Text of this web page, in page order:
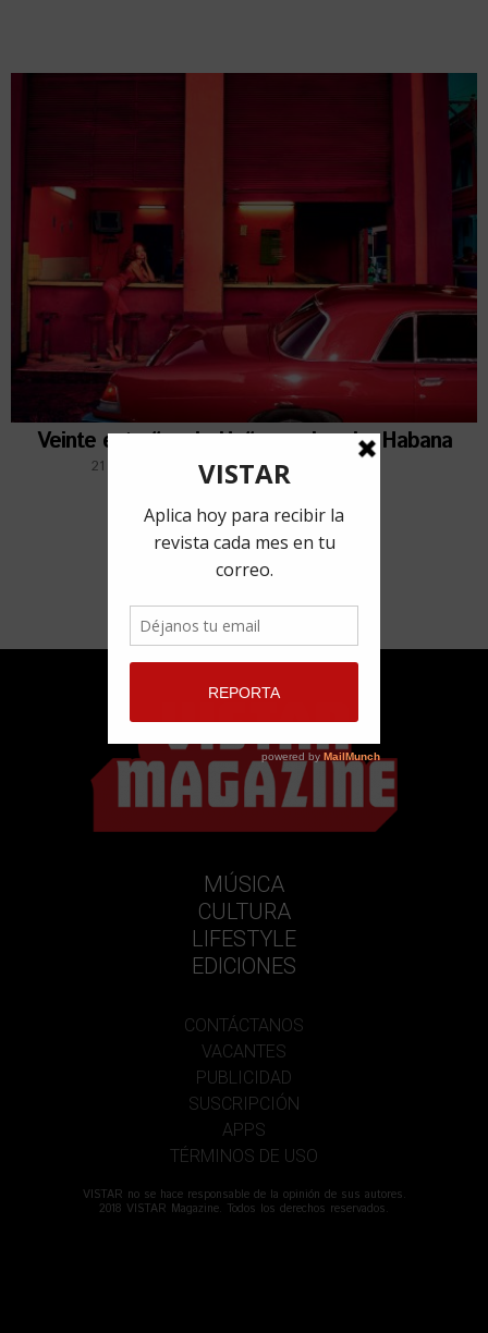
Veinte estrellas de Hollywood en La Habana
21 junio, 2019 porAddiley Palancar Guerra
MÚSICA
CULTURA
LIFESTYLE
EDICIONES
CONTÁCTANOS
VACANTES
PUBLICIDAD
SUSCRIPCIÓN
APPS
TÉRMINOS DE USO
VISTAR no se hace responsable de la opinión de sus autores.
2018 VISTAR Magazine. Todos los derechos reservados.